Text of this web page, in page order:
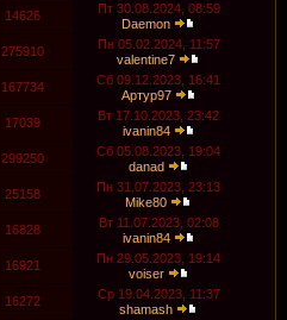
14626
Пт 30.08.2024, 08:59
Daemon
275910
Пн 05.02.2024, 11:57
valentine7
167734
Сб 09.12.2023, 16:41
Артур97
17039
Вт 17.10.2023, 23:42
ivanin84
299250
Сб 05.08.2023, 19:04
danad
25158
Пн 31.07.2023, 23:13
Mike80
16828
Вт 11.07.2023, 02:08
ivanin84
16921
Пн 29.05.2023, 19:14
voiser
16272
Ср 19.04.2023, 11:37
shamash